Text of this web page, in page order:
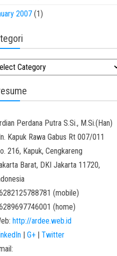
2007(1)
Perdana Putra S.Si., M.Si.(Han)
Kapuk Rawa Gabus Rt 007/011
216, Kapuk, Cengkareng
Barat, DKI Jakarta 11720,
(mobile)
(home)
http://ardee.web.id
| G+| Twitter